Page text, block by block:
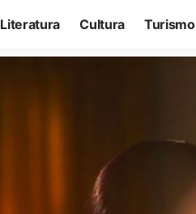
Literatura Cultura Turismo